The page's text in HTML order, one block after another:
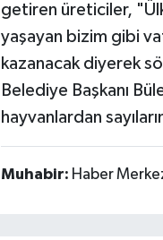
getiren üreticiler,
yaşayan bizim gibi
kazanacak diyerek
Belediye Başkanı
hayvanlardan
Muhabir: Haber